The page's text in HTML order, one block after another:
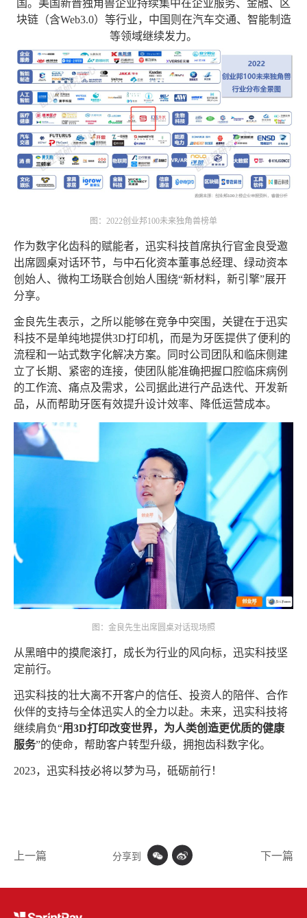
国。美国新晋独角兽企业持续集中在企业服务、金融、区
块链（含Web3.0）等行业，中国则在汽车交通、智能制造
等领域继续发力。
图：2022创业邦100未来独角兽榜单
作为数字化齿科的赋能者，迅实科技首席执行官金良受邀
出席圆桌对话环节，与中石化资本董事总经理、绿动资本
创始人、微构工场联合创始人围绕“新材料，新引擎”展开
分享。
金良先生表示，之所以能够在竞争中突围，关键在于迅实
科技不是单纯地提供3D打印机，而是为牙医提供了便利的
流程和一站式数字化解决方案。同时公司团队和临床侧建
立了长期、紧密的连接，使团队能准确把握口腔临床病例
的工作流、痛点及需求，公司据此进行产品迭代、开发新
品，从而帮助牙医有效提升设计效率、降低运营成本。
图：金良先生出席圆桌对话现场照
从黑暗中的摸爬滚打，成长为行业的风向标，迅实科技坚
定前行。
迅实科技的壮大离不开客户的信任、投资人的陪伴、合作
伙伴的支持与全体迅实人的全力以赴。未来，迅实科技将
继续肩负“用3D打印改变世界，为人类创造更优质的健康
服务”的使命，帮助客户转型升级，拥抱齿科数字化。
2023，迅实科技必将以梦为马，砥砺前行！
上一篇 下一篇
分享到